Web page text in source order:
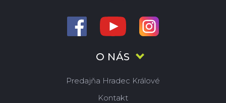
O NÁS
Predajňa Hradec Králové
Kontakt